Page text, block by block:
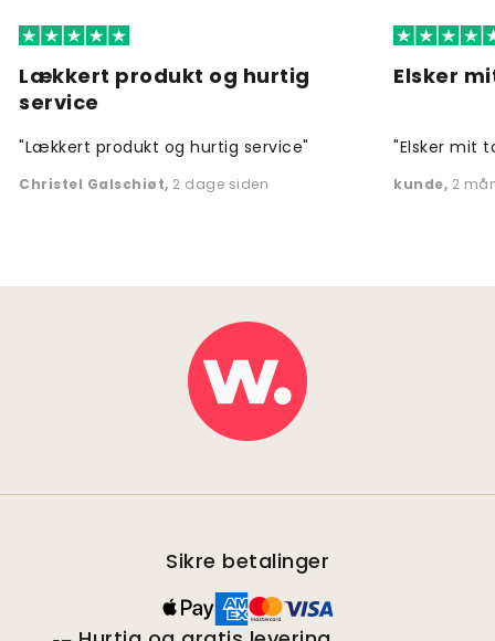
Lækkert produkt og hurtig
service
"Lækkert produkt og hurtig service"
Christel Galschiøt, 2 dage siden
Elsker
"Elsker mit
kunde, 2
Sikre betalinger